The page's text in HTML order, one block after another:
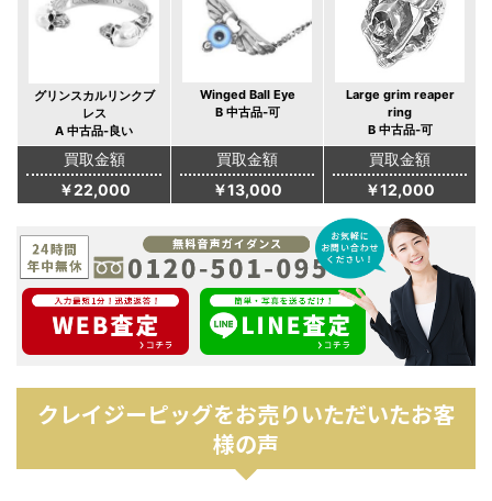
グリンスカルリンクブ
レス
A 中古品-良い
Winged Ball Eye
B 中古品‐可
Large grim reaper
ring
B 中古品‐可
買取金額
￥22,000
買取金額
￥13,000
買取金額
￥12,000
クレイジーピッグをお売りいただいたお客
様の声